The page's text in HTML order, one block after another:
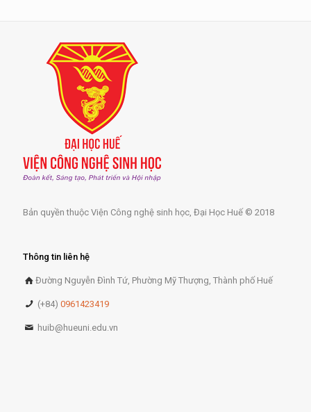
Bản quyền thuộc Viện Công nghệ sinh học, Đại Học Huế © 2018
Thông tin liên hệ
Đường Nguyễn Đình Tứ, Phường Mỹ Thượng, Thành phố Huế
(+84)0961423419
huib@hueuni.edu.vn